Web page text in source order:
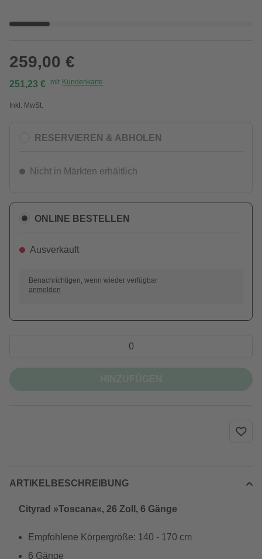
259,00 €
251,23 € mit Kundenkarte
Inkl. MwSt.
RESERVIEREN & ABHOLEN
Nicht in Märkten erhältlich
ONLINE BESTELLEN
Ausverkauft
Benachrichtigen, wenn wieder verfügbar
anmelden
ARTIKELBESCHREIBUNG
Cityrad »Toscana«, 26 Zoll, 6 Gänge
Empfohlene Körpergröße: 140 - 170 cm
6 Gänge